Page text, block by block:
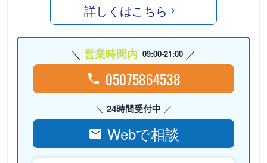
詳しくはこちら
営業時間内 09:00-21:00
05075864538
24時間受付中
Webで相談